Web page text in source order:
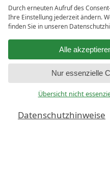
Durch erneuten Aufruf des
Ihre Einstellung jederzeit ändern.
finden Sie in unseren
Alle
Nur essenzielle
Übersicht nicht
Datenschutzhinweise
MENU
AGBDATENSCHUTZ